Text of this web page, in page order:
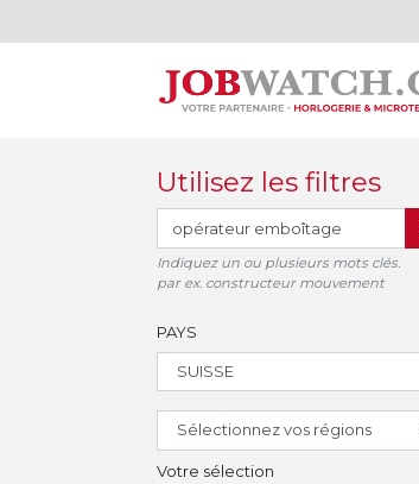
Utilisez les filtres
Indiquez un ou plusieurs mots clés.
par ex. constructeur mouvement
PAYS
Sélectionnez vos régions
Votre sélection